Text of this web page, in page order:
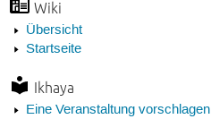
Wiki
Übersicht
Startseite
Ikhaya
Eine Veranstaltung vorschlagen